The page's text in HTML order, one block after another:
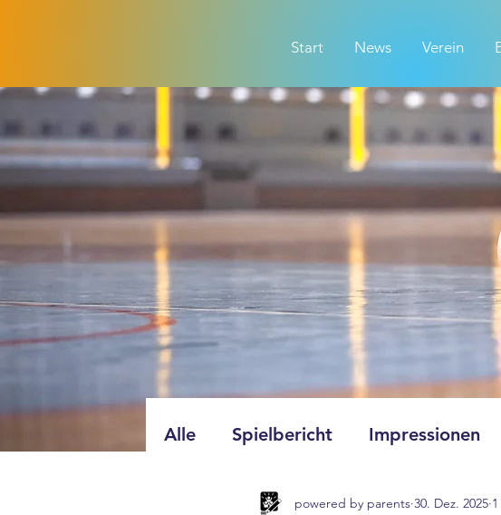
Start News Verein
Alle Spielbericht Impressionen
powered by parents 30. Dez. 2025